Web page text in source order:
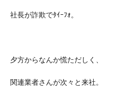
社長が詐欺でﾀｲｰﾌｫ。
夕方からなんか慌ただしく、
関連業者さんが次々と来社。